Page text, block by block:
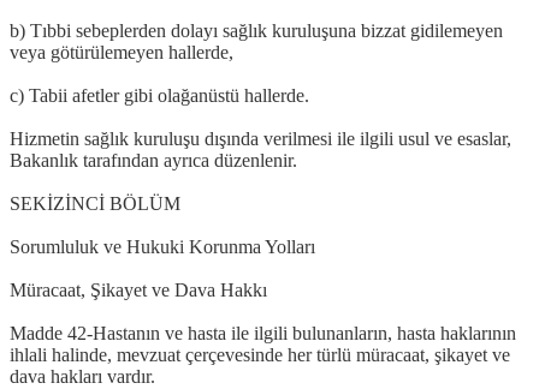
b) Tıbbi sebeplerden dolayı sağlık kuruluşuna bizzat gidilemeyen
veya götürülemeyen hallerde,
c) Tabii afetler gibi olağanüstü hallerde.
Hizmetin sağlık kuruluşu dışında verilmesi ile ilgili usul ve esaslar,
Bakanlık tarafından ayrıca düzenlenir.
SEKİZİNCİ BÖLÜM
Sorumluluk ve Hukuki Korunma Yolları
Müracaat, Şikayet ve Dava Hakkı
Madde 42-Hastanın ve hasta ile ilgili bulunanların, hasta haklarının
ihlali halinde, mevzuat çerçevesinde her türlü müracaat, şikayet ve
dava hakları vardır.